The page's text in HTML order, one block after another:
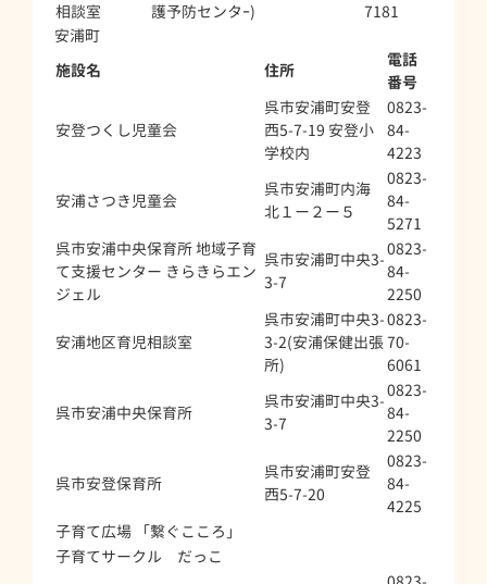
相談室
護予防センタｰ)
7181
安浦町
施設名
住所
電話
番号
安登つくし児童会
呉市安浦町安登
西5-7-19 安登小
学校内
0823-
84-
4223
安浦さつき児童会
呉市安浦町内海
北１ー２ー５
0823-
84-
5271
呉市安浦中央保育所 地域子育
て支援センター きらきらエン
ジェル
呉市安浦町中央3-
3-7
0823-
84-
2250
安浦地区育児相談室
呉市安浦町中央3-
3-2(安浦保健出張
所)
0823-
70-
6061
呉市安浦中央保育所
呉市安浦町中央3-
3-7
0823-
84-
2250
呉市安登保育所
呉市安浦町安登
西5-7-20
0823-
84-
4225
子育て広場 「繋ぐこころ」
子育てサークル だっこ